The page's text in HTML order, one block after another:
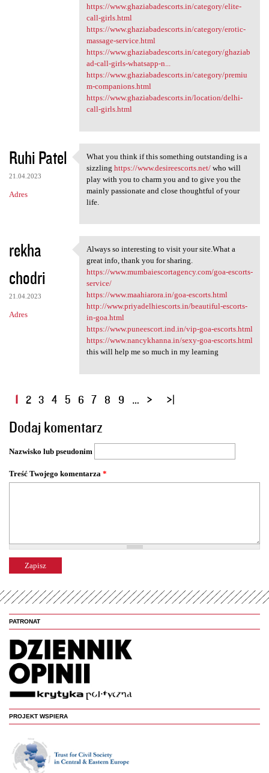
https://www.ghaziabadescorts.in/category/elite-
call-girls.html
https://www.ghaziabadescorts.in/category/erotic-
massage-service.html
https://www.ghaziabadescorts.in/category/ghaziab
ad-call-girls-whatsapp-n...
https://www.ghaziabadescorts.in/category/premiu
m-companions.html
https://www.ghaziabadescorts.in/location/delhi-
call-girls.html
Ruhi Patel
21.04.2023
Adres
What you think if this
What you think if this something outstanding is a
sizzling https://www.desireescorts.net/who will
play with you to charm you and to give you the
mainly passionate and close thoughtful of your
life.
rekha
chodri
21.04.2023
Adres
Always so interesting to
Always so interesting to visit your site.What a
great info, thank you for sharing.
https://www.mumbaiescortagency.com/goa-escorts-
service/
https://www.maahiarora.in/goa-escorts.html
http://www.priyadelhiescorts.in/beautiful-escorts-
in-goa.html
https://www.puneescort.ind.in/vip-goa-escorts.html
https://www.nancykhanna.in/sexy-goa-escorts.html
this will help me so much in my learning
S
r
o
n
y
1 2 3 4 5 6 7 8 9 …
Dodaj komentarz
Nazwisko lub pseudonim
Treść Twojego komentarza *
PATRONAT
PROJEKT WSPIERA